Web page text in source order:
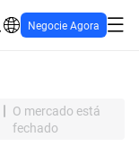
Negocie Agora
O mercado está
fechado